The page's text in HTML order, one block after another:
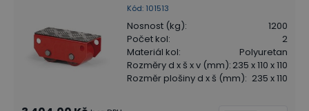
Kód: 101513
Nosnost (kg):
1200
Počet kol:
2
Materiál kol:
Polyuretan
Rozměry d x š x v (mm): 235 x 110 x 110
Rozměr plošiny d x š (mm): 235 x 110